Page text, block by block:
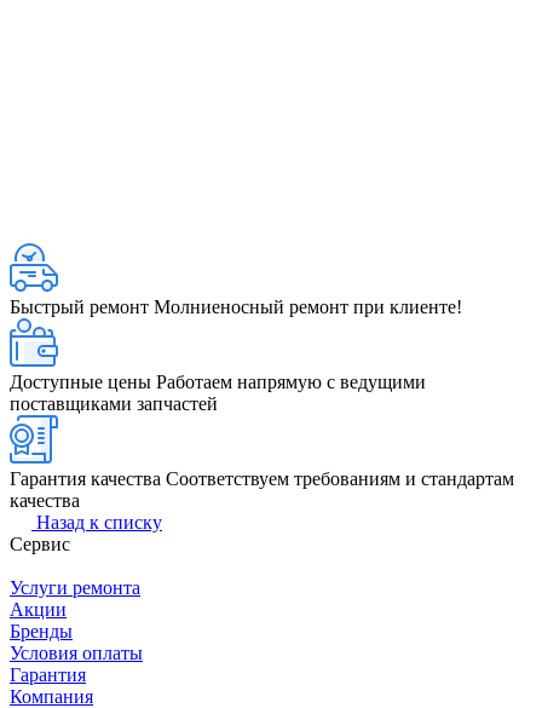
Быстрый ремонт Молниеносный ремонт при клиенте!
Доступные цены Работаем напрямую с ведущими
поставщиками запчастей
Гарантия качества Соответствуем требованиям и стандартам
качества
Назад к списку
Сервис
Услуги ремонта
Акции
Бренды
Условия оплаты
Гарантия
Компания